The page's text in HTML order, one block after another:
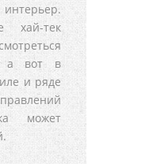
хай-тек
а вот в
и ряде
может